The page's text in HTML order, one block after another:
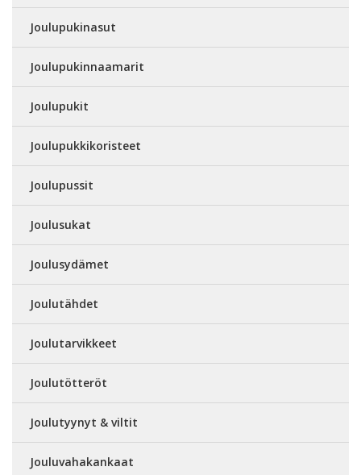
Joulupukinasut
Joulupukinnaamarit
Joulupukit
Joulupukkikoristeet
Joulupussit
Joulusukat
Joulusydämet
Joulutähdet
Joulutarvikkeet
Joulutötteröt
Joulutyynyt & viltit
Jouluvahakankaat